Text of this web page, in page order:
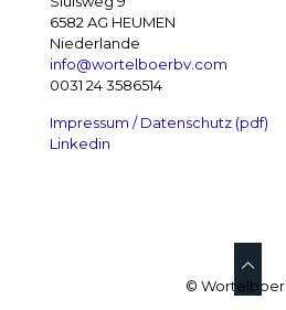
6582 AG HEUMEN
Niederlande
info@wortelboerbv.com
0031 24 3586514
Impressum / Datenschutz (pdf)
Linkedin
© Wortelboer